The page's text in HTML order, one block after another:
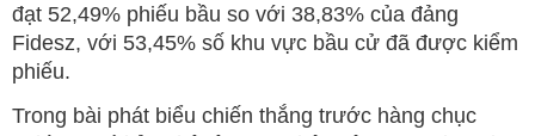
đạt 52,49% phiếu bầu so với 38,83% của đảng
Fidesz, với 53,45% số khu vực bầu cử đã được kiểm
phiếu.
Trong bài phát biểu chiến thắng trước hàng chục